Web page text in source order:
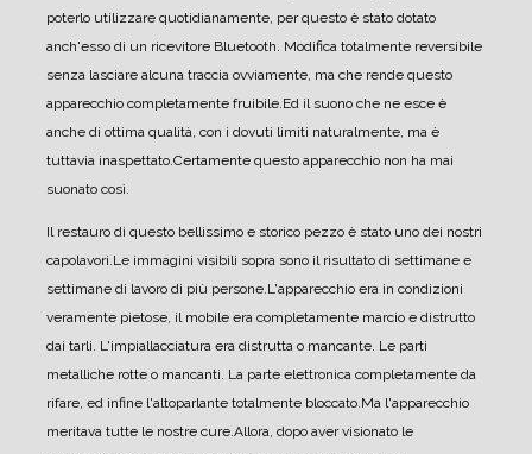
poterlo utilizzare quotidianamente, per questo è stato dotato
anch'esso di un ricevitore Bluetooth. Modifica totalmente reversibile
senza lasciare alcuna traccia ovviamente, ma che rende questo
apparecchio completamente fruibile.Ed il suono che ne esce è
anche di ottima qualità, con i dovuti limiti naturalmente, ma è
tuttavia inaspettato.Certamente questo apparecchio non ha mai
suonato così.
Il restauro di questo bellissimo e storico pezzo è stato uno dei nostri
capolavori.Le immagini visibili sopra sono il risultato di settimane e
settimane di lavoro di più persone.L'apparecchio era in condizioni
veramente pietose, il mobile era completamente marcio e distrutto
dai tarli. L'impiallacciatura era distrutta o mancante. Le parti
metalliche rotte o mancanti. La parte elettronica completamente da
rifare, ed infine l'altoparlante totalmente bloccato.Ma l'apparecchio
meritava tutte le nostre cure.Allora, dopo aver visionato le